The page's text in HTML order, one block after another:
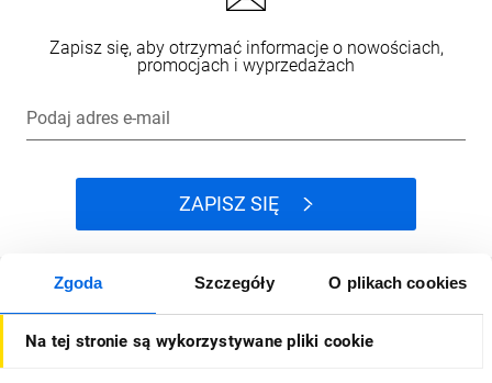
Zgoda Szczegóły O plikach cookies
Na tej stronie są wykorzystywane pliki cookie
Zapisz się, aby otrzymać informacje o nowościach,
promocjach i wyprzedażach
Podaj adres e-mail
ZAPISZ SIĘ